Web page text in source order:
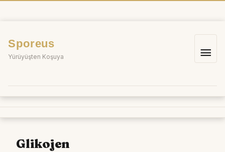
Sporeus
Yürüyüşten Koşuya
Ana
Glikojen